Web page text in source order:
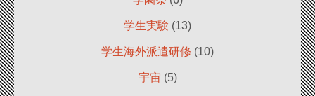
学生実験 (13)
学生海外派遣研修 (10)
宇宙 (5)